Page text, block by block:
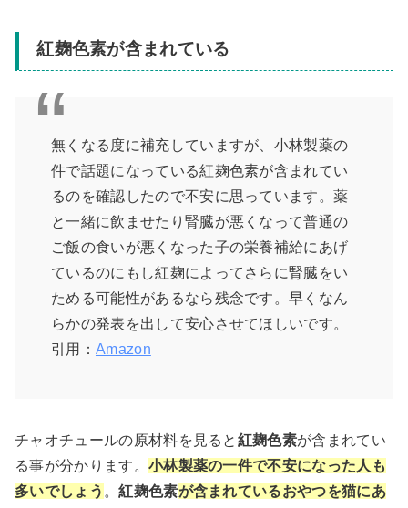
紅麹色素が含まれている
無くなる度に補充していますが、小林製薬の
件で話題になっている紅麹色素が含まれてい
るのを確認したので不安に思っています。薬
と一緒に飲ませたり腎臓が悪くなって普通の
ご飯の食いが悪くなった子の栄養補給にあげ
ているのにもし紅麹によってさらに腎臓をい
ためる可能性があるなら残念です。早くなん
らかの発表を出して安心させてほしいです。
引用： Amazon
チャオチュールの原材料を見ると 紅麹色素が含まれてい
る事が分かります。 小林製薬の一件で不安になった人も
多いでしょう 。紅麹色素が含まれているおやつを猫にあ